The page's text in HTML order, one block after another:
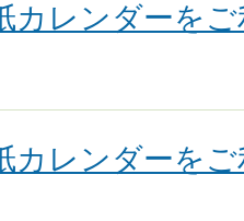
カレンダーを
カレンダーを